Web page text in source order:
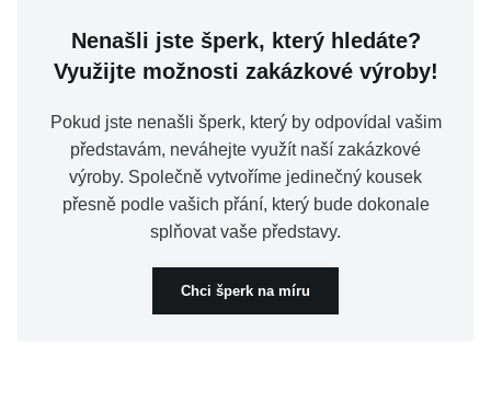
Nenašli jste šperk, který hledáte?
Využijte možnosti zakázkové výroby!
Pokud jste nenašli šperk, který by odpovídal vašim
představám, neváhejte využít naší zakázkové
výroby. Společně vytvoříme jedinečný kousek
přesně podle vašich přání, který bude dokonale
splňovat vaše představy.
Chci šperk na míru